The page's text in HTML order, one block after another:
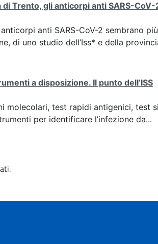
Trento, gli anticorpi anti SARS-
anti SARS-CoV-2 sembrano
di uno studio dell’Iss* e della
a disposizione. Il punto dell’ISS
molecolari, test rapidi antigenici, test
per identificare l’infezione da...